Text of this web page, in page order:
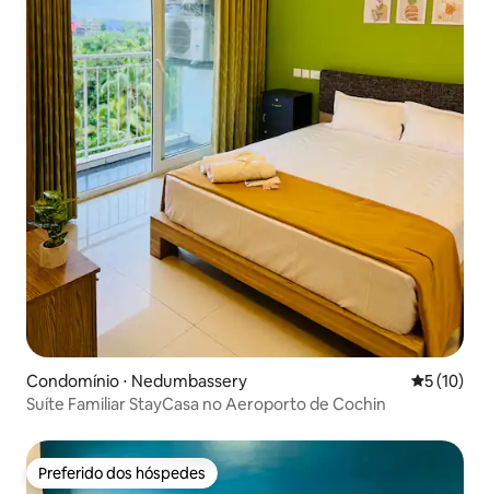
Condomínio ⋅ Nedumbassery 5 de uma
5 (10)
Suíte Familiar StayCasa no Aeroporto de Cochin
Preferido dos hóspedes
Preferido dos hóspedes